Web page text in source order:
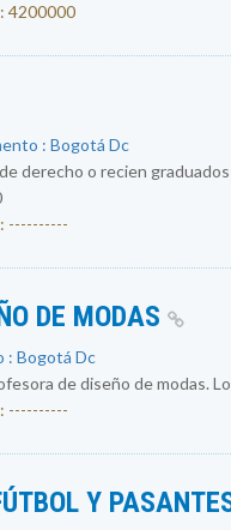
4200000
: Bogotá Dc
derecho o recien
----------
DE MODAS
: Bogotá Dc
de diseño de modas.
----------
Y